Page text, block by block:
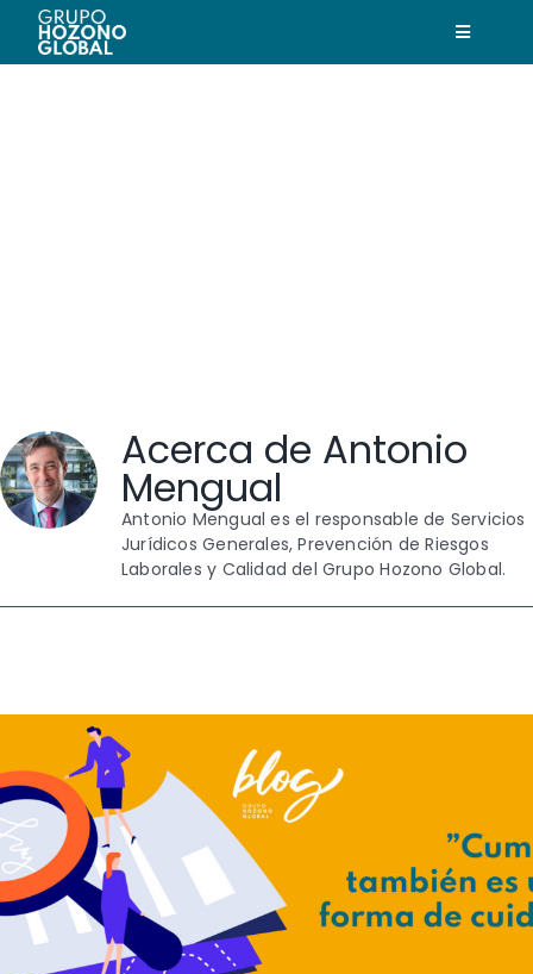
Saltar
contenido
Toggle
Trabaja con nosotros
Contacto
Acerca de Antonio
Mengual
Antonio Mengual es el responsable de Servicios
Jurídicos Generales, Prevención de Riesgos
Laborales y Calidad del Grupo Hozono Global.